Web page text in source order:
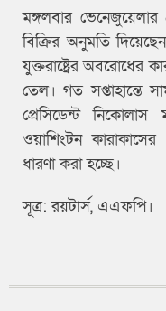
মঙ্গলবার
বিক্রির অনুমতি দিয়েছেন
যুক্তরাষ্ট্রের অবরোধের
তেল। গত সপ্তাহান্তে
প্রেসিডেন্ট
ওয়াশিংটন
ধারণা করা হচ্ছে।
সূত্র: রয়টার্স, এএফপি।